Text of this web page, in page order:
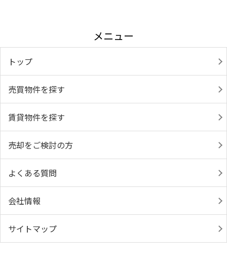
メニュー
トップ
売買物件を探す
賃貸物件を探す
売却をご検討の方
よくある質問
会社情報
サイトマップ